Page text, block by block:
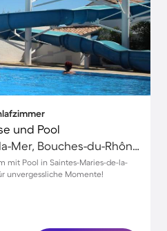
und Pool
Saintes-Maries-de-la-Mer, Bouches-du-Rhône, Frankreich
mit Pool in Saintes-Maries-de-la-
unvergessliche Momente!